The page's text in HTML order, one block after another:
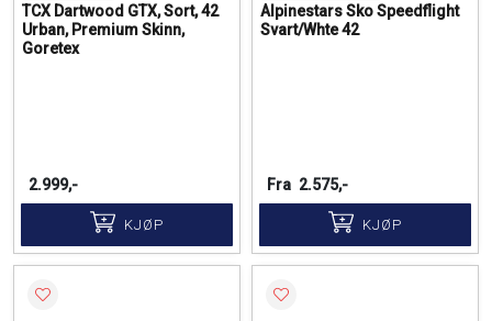
TCX Dartwood GTX, Sort, 42
Urban, Premium Skinn,
Goretex
2.999,-
KJØP
Alpinestars Sko Speedflight
Svart/Whte 42
Fra 2.575,-
KJØP